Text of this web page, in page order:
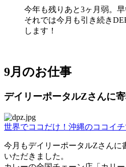
今年も残りあと3ヶ月弱。
それでは今月も引き続き
します！
9月のお仕事
デイリーポータルZさんに
世界でココだけ！沖縄のココイ
今月もデイリーポータルZさんに
いただきました。